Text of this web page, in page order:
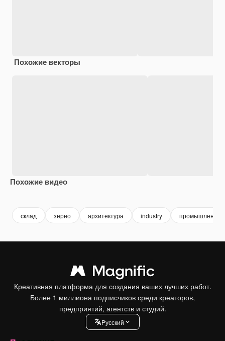
Похожие векторы
Похожие видео
склад зерно архитектура industry
Креативная платформа для создания ваших лучших работ.
Более 1 миллиона подписчиков среди креаторов,
предприятий, агентств и студий.
Pусский